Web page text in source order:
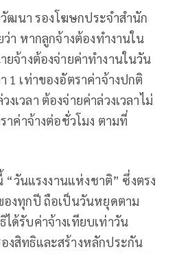
ฒนา รองโฆษกประจำสำนัก
า หากลูกจ้างต้องทำงานใน
จ้างต้องจ่ายค่าทำงานในวัน
1 เท่าของอัตราค่าจ้างปกติ
เวลา ต้องจ่ายค่าล่วงเวลาไม่
าค่าจ้างต่อชั่วโมง ตามที่
“วันแรงงานแห่งชาติ” ซึ่งตรง
งทุกปี ถือเป็นวันหยุดตาม
ด้รับค่าจ้างเทียบเท่าวัน
งสิทธิและสร้างหลักประกัน